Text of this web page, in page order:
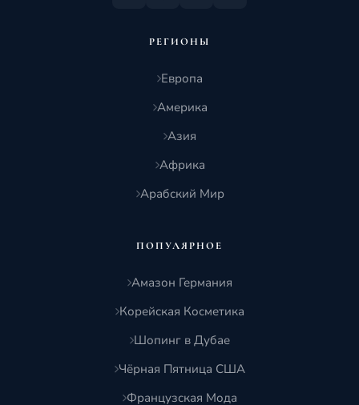
РЕГИОНЫ
Европа
Америка
Азия
Африка
Арабский Мир
ПОПУЛЯРНОЕ
Амазон Германия
Корейская Косметика
Шопинг в Дубае
Чёрная Пятница США
Французская Мода